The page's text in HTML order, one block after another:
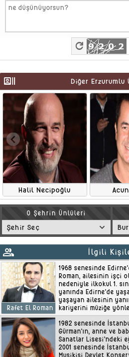
refresh
recent_actors Diğer Erzurumlu
Halil Necipoğlu
O Şehrin Ünlüleri
group İlgili
Rafet El Roman
1968 senesinde
Roman, ailesinin işçi
nedeniyle ilkokul 1.
yanında Edirne'de
yaşayan ailesinin
kariyerini müziğe
yıllarında uçak bileti
1982 senesinde
Gürman'ın, anne ve
Sanatlar Lisesi’ndeki
2001 senesinde
Musikisi Devlet